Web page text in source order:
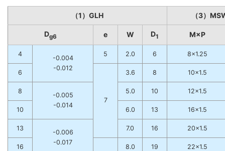
（1）GLH （3）
Dg6 e W D1 M×P
4
-0.004
-0.012
5 2.0 6 8×1.25
6
7
3.6 8 10×1.5
8
-0.005
-0.014
5.0 10 12×1.5
10 6.0 13 16×1.5
13
-0.006
-0.017
7.0 16 20×1.5
16 8.0 19 22×1.5